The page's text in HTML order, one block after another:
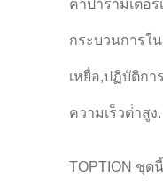
ค่าปารามิเตอ
กระบวนการใ
เหยื่อ,ปฏิบัติกา
ความเร็วต่ําสูง.
TOPTION ชุด